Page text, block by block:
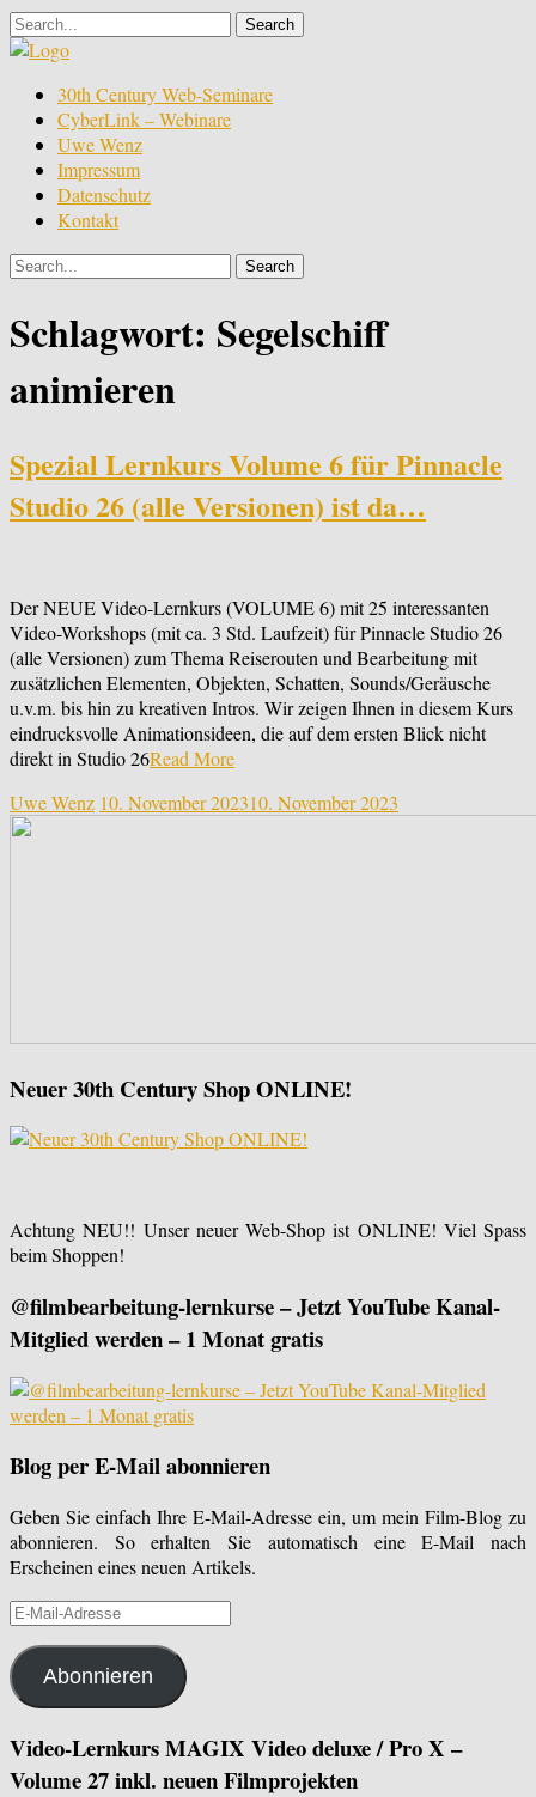
Skip
to
Film
Bearbeitung
30th Century Web-Seminare
CyberLink – Webinare
Uwe Wenz
Impressum
Datenschutz
Kontakt
Schlagwort: Segelschiff
animieren
Spezial Lernkurs Volume 6 für Pinnacle
Studio 26 (alle Versionen) ist da…
Der NEUE Video-Lernkurs (VOLUME 6) mit 25 interessanten
Video-Workshops (mit ca. 3 Std. Laufzeit) für Pinnacle Studio 26
(alle Versionen) zum Thema Reiserouten und Bearbeitung mit
zusätzlichen Elementen, Objekten, Schatten, Sounds/Geräusche
u.v.m. bis hin zu kreativen Intros. Wir zeigen Ihnen in diesem Kurs
eindrucksvolle Animationsideen, die auf dem ersten Blick nicht
direkt in Studio 26Read More
Uwe Wenz 10. November 202310. November 2023
Neuer 30th Century Shop ONLINE!
Achtung NEU!! Unser neuer Web-Shop ist ONLINE! Viel Spass
beim Shoppen!
@filmbearbeitung-lernkurse – Jetzt YouTube Kanal-
Mitglied werden – 1 Monat gratis
Blog per E-Mail abonnieren
Geben Sie einfach Ihre E-Mail-Adresse ein, um mein Film-Blog zu
abonnieren. So erhalten Sie automatisch eine E-Mail nach
Erscheinen eines neuen Artikels.
E-
Adresse
Abonnieren
Video-Lernkurs MAGIX Video deluxe / Pro X –
Volume 27 inkl. neuen Filmprojekten